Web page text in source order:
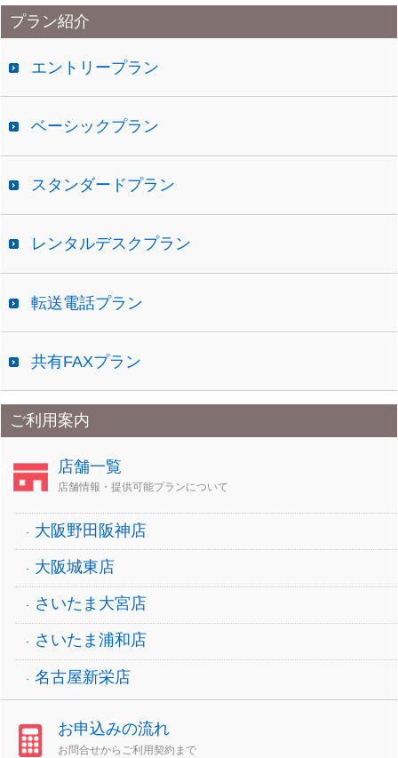
カ
イプラン紹介
エントリープラン
ベーシックプラン
スタンダードプラン
レンタルデスクプラン
転送電話プラン
共有FAXプラン
ご利用案内
店舗一覧
店舗情報・提供可能プランについて
大阪野田阪神店
大阪城東店
さいたま大宮店
さいたま浦和店
名古屋新栄店
お申込みの流れ
お問合せからご利用契約まで